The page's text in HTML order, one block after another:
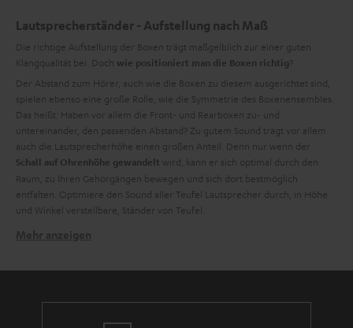
Lautsprecherständer - Aufstellung nach Maß
Die richtige Aufstellung der Boxen trägt maßgelblich zur einer guten
Klangqualität bei. Doch wie positioniert man die Boxen richtig ?
Der Abstand zum Hörer, auch wie die Boxen zu diesem ausgerichtet sind,
spielen ebenso eine große Rolle, wie die Symmetrie des Boxenensembles.
Das heißt: Haben vor allem die Front- und Rearboxen zu- und
untereinander, den passenden Abstand? Zu gutem Sound trägt vor allem
auch die Lautsprecherhöhe einen großen Anteil. Denn nur wenn der
Schall auf Ohrenhöhe gewandelt wird, kann er sich optimal durch den
Raum, zu Ihren Gehörgängen bewegen und sich dort bestmöglich
entfalten. Optimiere den Sound aller Teufel Lautsprecher durch, in Höhe
und Winkel verstellbare, Ständer von Teufel.